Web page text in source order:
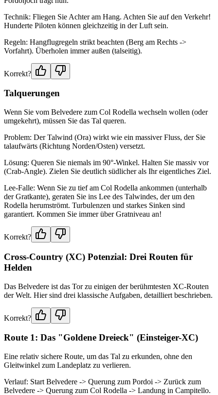
Technik: Fliegen Sie Achter am Hang. Achten Sie auf den Verkehr!
Hunderte Piloten können gleichzeitig in der Luft sein.
Regeln: Hangflugregeln strikt beachten (Berg am Rechts ->
Vorfahrt). Überholen immer außen (talseitig).
Korrekt?
Talquerungen
Wenn Sie vom Belvedere zum Col Rodella wechseln wollen (oder
umgekehrt), müssen Sie das Tal queren.
Problem: Der Talwind (Ora) wirkt wie ein massiver Fluss, der Sie
talaufwärts (Richtung Norden/Osten) versetzt.
Lösung: Queren Sie niemals im 90°-Winkel. Halten Sie massiv vor
(Crab-Angle). Zielen Sie deutlich südlicher als Ihr eigentliches Ziel.
Lee-Falle: Wenn Sie zu tief am Col Rodella ankommen (unterhalb
der Gratkante), geraten Sie ins Lee des Talwindes, der um den
Rodella herumströmt. Turbulenzen und starkes Sinken sind
garantiert. Kommen Sie immer über Gratniveau an!
Korrekt?
Cross-Country (XC) Potenzial: Drei Routen für
Helden
Das Belvedere ist das Tor zu einigen der berühmtesten XC-Routen
der Welt. Hier sind drei klassische Aufgaben, detailliert beschrieben.
Korrekt?
Route 1: Das "Goldene Dreieck" (Einsteiger-XC)
Eine relativ sichere Route, um das Tal zu erkunden, ohne den
Gleitwinkel zum Landeplatz zu verlieren.
Verlauf: Start Belvedere -> Querung zum Pordoi -> Zurück zum
Belvedere -> Querung zum Col Rodella -> Landung in Campitello.